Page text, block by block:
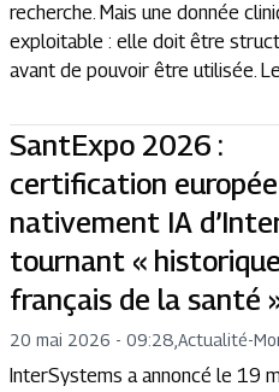
recherche. Mais une donnée
exploitable : elle doit être
avant de pouvoir être utilisée.
SantExpo 2026 :
certification
nativement IA
tournant «
français de la santé
20 mai 2026 - 09:28 Actualité-
InterSystems a annoncé le 19